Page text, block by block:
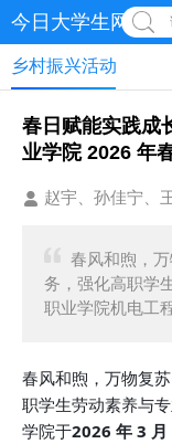
今日大学生网-【
乡村振兴活动
春日赋能实践
业学院 2026 年
赵宇、孙佳宁、
春风和煦，
务，强化高职学
职业学院机电工
春风和煦，万物复
职学生劳动素养与
学院于2026 年 3